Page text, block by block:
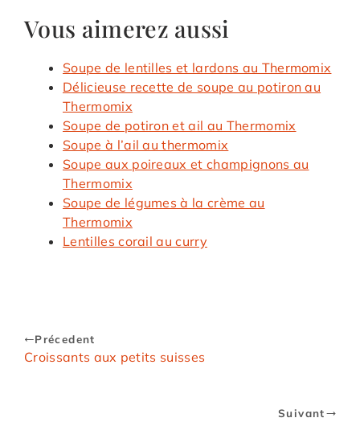
Vous aimerez aussi
Soupe de lentilles et lardons au Thermomix
Délicieuse recette de soupe au potiron au
Thermomix
Soupe de potiron et ail au Thermomix
Soupe à l’ail au thermomix
Soupe aux poireaux et champignons au
Thermomix
Soupe de légumes à la crème au
Thermomix
Lentilles corail au curry
Précedent
Croissants aux petits suisses
Suivant